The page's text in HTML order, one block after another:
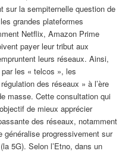
sur la sempiternelle question de
grandes plateformes
Netflix, Amazon Prime
payer leur tribut aux
leurs réseaux. Ainsi,
les « telcos », les
des réseaux » à l’ère
masse. Cette consultation qui
de mieux apprécier
des réseaux, notamment
généralise progressivement sur
5G). Selon l’Etno, dans un